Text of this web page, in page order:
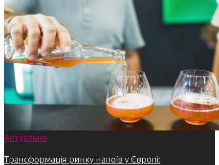
Актуально
Трансформація ринку напоїв у Європі: